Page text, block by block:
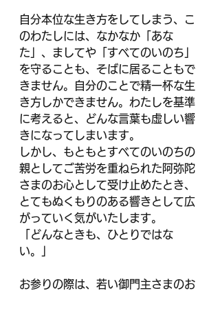
自分本位な生き方をしてしまう、こ
のわたしには、なかなか「あな
た」、ましてや「すべてのいのち」
を守ることも、そばに居ることもで
きません。自分のことで精一杯な生
き方しかできません。わたしを基準
に考えると、どんな言葉も虚しい響
きになってしまいます。
しかし、もともとすべてのいのちの
親としてご苦労を重ねられた阿弥陀
さまのお心として受け止めたとき、
とてもぬくもりのある響きとして広
がっていく気がいたします。
「どんなときも、ひとりではな
い。」
お参りの際は、若い御門主さまのお